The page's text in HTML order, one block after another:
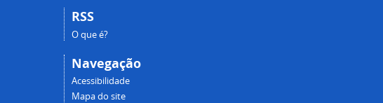
RSS
O que é?
Navegação
Acessibilidade
Mapa do site